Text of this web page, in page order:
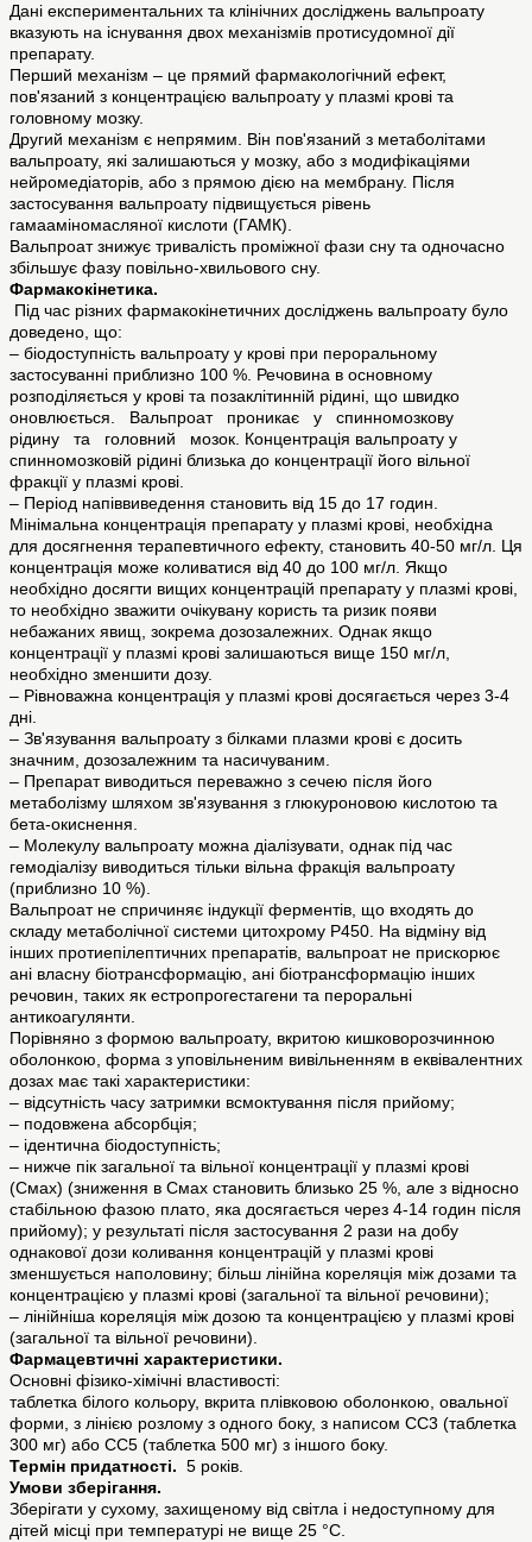
Дані експериментальних та клінічних досліджень вальпроату
вказують на існування двох механізмів протисудомної дії
препарату.
Перший механізм – це прямий фармакологічний ефект,
пов'язаний з концентрацією вальпроату у плазмі крові та
головному мозку.
Другий механізм є непрямим. Він пов'язаний з метаболітами
вальпроату, які залишаються у мозку, або з модифікаціями
нейромедіаторів, або з прямою дією на мембрану. Після
застосування вальпроату підвищується рівень
гамааміномасляної кислоти (ГАМК).
Вальпроат знижує тривалість проміжної фази сну та одночасно
збільшує фазу повільно-хвильового сну.
Фармакокінетика.
Під час різних фармакокінетичних досліджень вальпроату було
доведено, що:
– біодоступність вальпроату у крові при пероральному
застосуванні приблизно 100 %. Речовина в основному
розподіляється у крові та позаклітинній рідині, що швидко
оновлюється. Вальпроат проникає у спинномозкову
рідину та головний мозок. Концентрація вальпроату у
спинномозковій рідині близька до концентрації його вільної
фракції у плазмі крові.
– Період напіввиведення становить від 15 до 17 годин.
Мінімальна концентрація препарату у плазмі крові, необхідна
для досягнення терапевтичного ефекту, становить 40-50 мг/л. Ця
концентрація може коливатися від 40 до 100 мг/л. Якщо
необхідно досягти вищих концентрацій препарату у плазмі крові,
то необхідно зважити очікувану користь та ризик появи
небажаних явищ, зокрема дозозалежних. Однак якщо
концентрації у плазмі крові залишаються вище 150 мг/л,
необхідно зменшити дозу.
– Рівноважна концентрація у плазмі крові досягається через 3-4
дні.
– Зв'язування вальпроату з білками плазми крові є досить
значним, дозозалежним та насичуваним.
– Препарат виводиться переважно з сечею після його
метаболізму шляхом зв'язування з глюкуроновою кислотою та
бета-окиснення.
– Молекулу вальпроату можна діалізувати, однак під час
гемодіалізу виводиться тільки вільна фракція вальпроату
(приблизно 10 %).
Вальпроат не спричиняє індукції ферментів, що входять до
складу метаболічної системи цитохрому Р450. На відміну від
інших протиепілептичних препаратів, вальпроат не прискорює
ані власну біотрансформацію, ані біотрансформацію інших
речовин, таких як естропрогестагени та пероральні
антикоагулянти.
Порівняно з формою вальпроату, вкритою кишковорозчинною
оболонкою, форма з уповільненим вивільненням в еквівалентних
дозах має такі характеристики:
– відсутність часу затримки всмоктування після прийому;
– подовжена абсорбція;
– ідентична біодоступність;
– нижче пік загальної та вільної концентрації у плазмі крові
(Смах) (зниження в Смах становить близько 25 %, але з відносно
стабільною фазою плато, яка досягається через 4-14 годин після
прийому); у результаті після застосування 2 рази на добу
однакової дози коливання концентрацій у плазмі крові
зменшується наполовину; більш лінійна кореляція між дозами та
концентрацією у плазмі крові (загальної та вільної речовини);
– лінійніша кореляція між дозою та концентрацією у плазмі крові
(загальної та вільної речовини).
Фармацевтичні характеристики.
Основні фізико-хімічні властивості:
таблетка білого кольору, вкрита плівковою оболонкою, овальної
форми, з лінією розлому з одного боку, з написом СС3 (таблетка
300 мг) або СС5 (таблетка 500 мг) з іншого боку.
Термін придатності. 5 років.
Умови зберігання.
Зберігати у сухому, захищеному від світла і недоступному для
дітей місці при температурі не вище 25 °С.